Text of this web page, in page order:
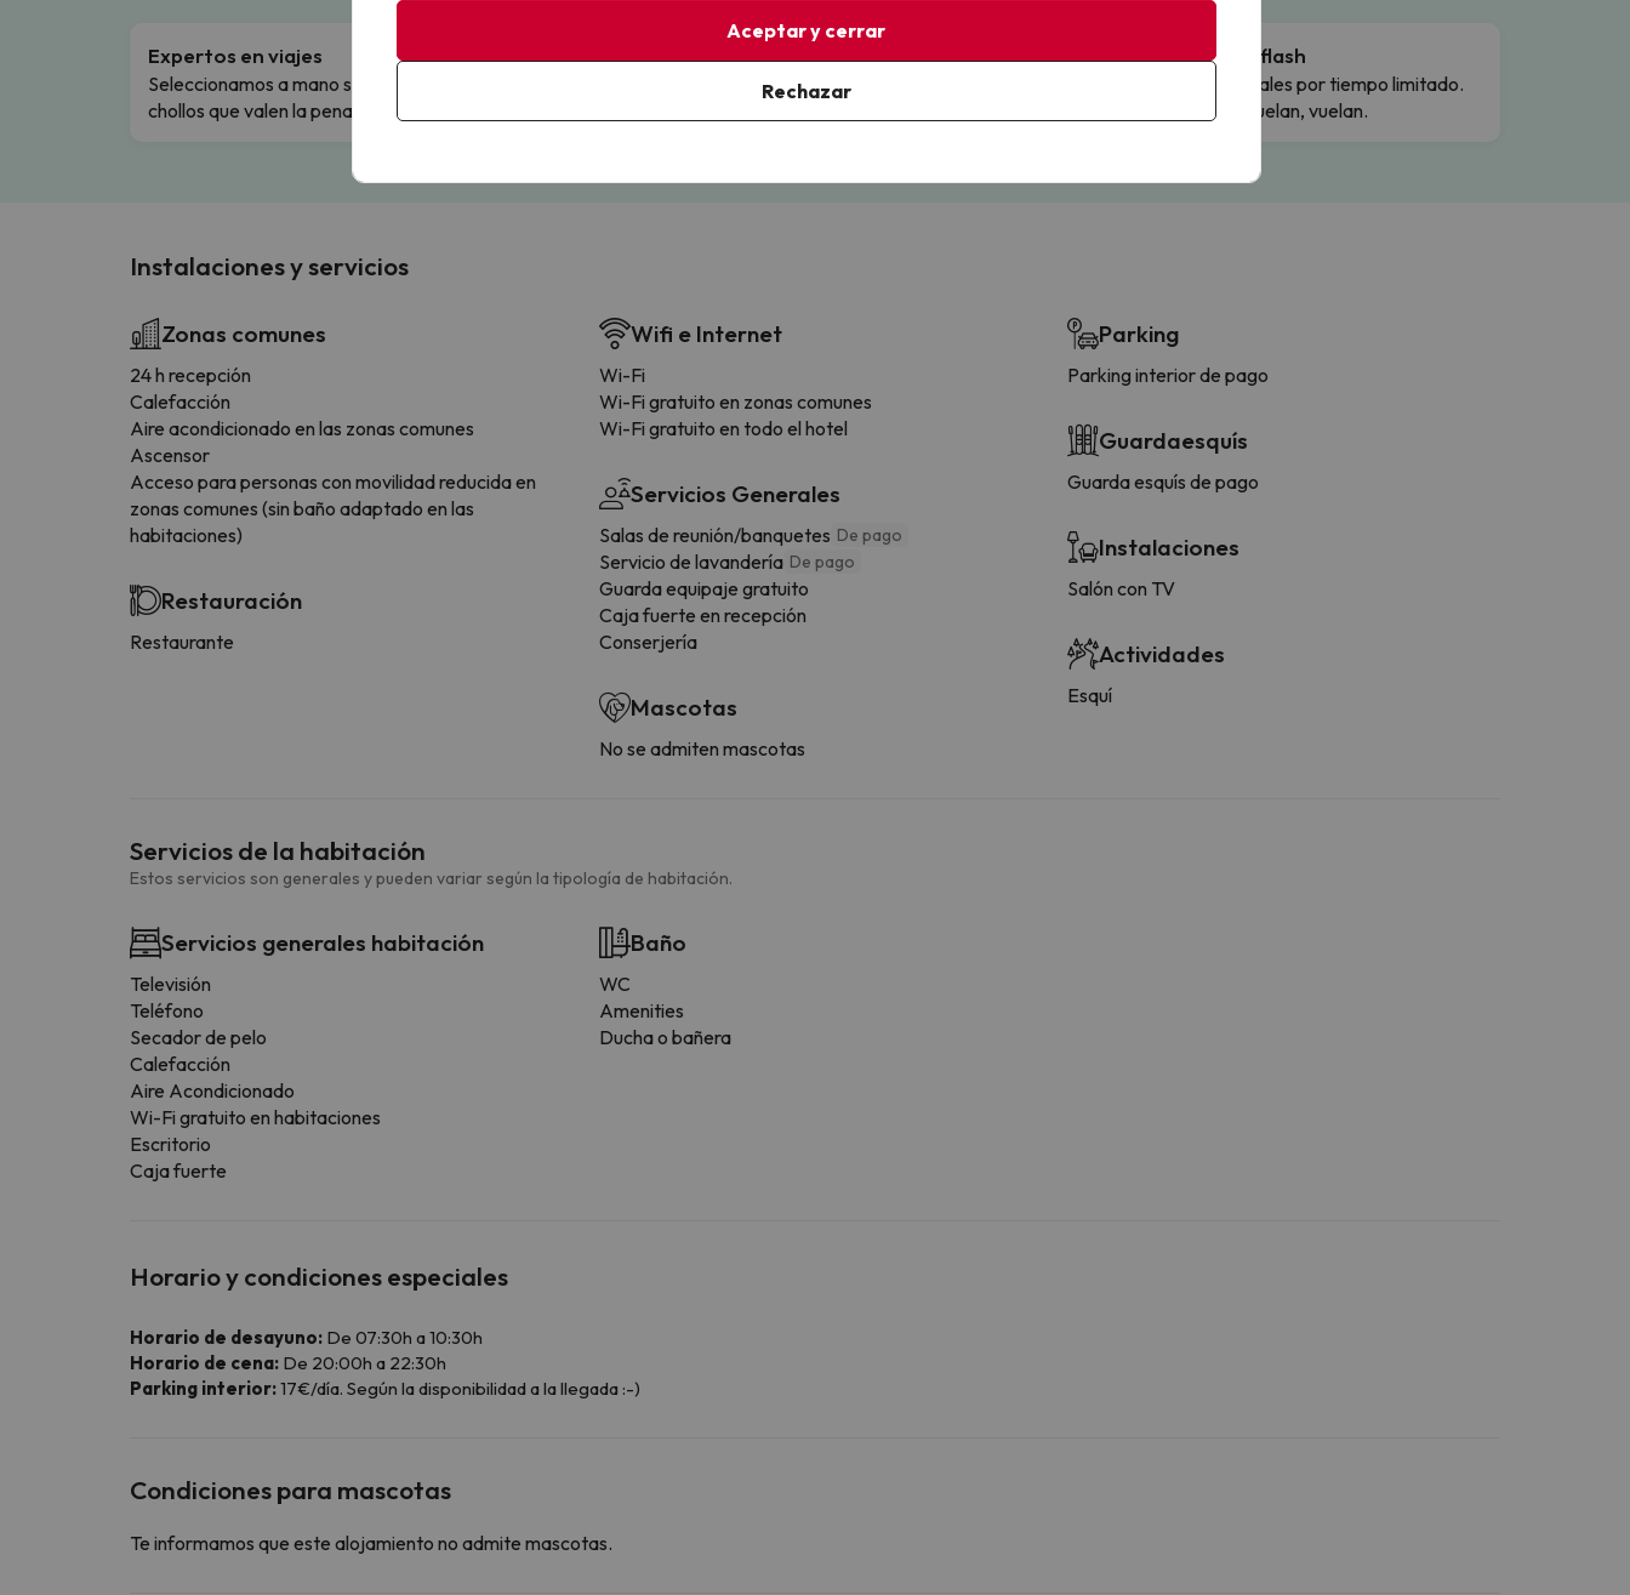
Expertos en viajes
Seleccionamos a mano solo los
chollos que valen la pena.
Cancela sin complicaciones
Cambios y cancelaciones con total
Paga a tu ritmo
Fracciona o financia tu viaje.
Ofertas flash
Precios reales por tiempo limitado.
Cuando vuelan, vuelan.
Instalaciones y servicios
Zonas comunes
24 h recepción
Calefacción
Aire acondicionado en las zonas comunes
Ascensor
Acceso para personas con movilidad reducida en
zonas comunes (sin baño adaptado en las
habitaciones)
Restauración
Restaurante
Wifi e Internet
Wi-Fi
Wi-Fi gratuito en zonas comunes
Wi-Fi gratuito en todo el hotel
Servicios Generales
Salas de reunión/banquetes De pago
Servicio de lavandería De pago
Guarda equipaje gratuito
Caja fuerte en recepción
Conserjería
Mascotas
No se admiten mascotas
Parking
Parking interior de pago
Guardaesquís
Guarda esquís de pago
Instalaciones
Salón con TV
Actividades
Esquí
Servicios de la habitación
Estos servicios son generales y pueden variar según la tipología de habitación.
Servicios generales habitación
Televisión
Teléfono
Secador de pelo
Calefacción
Aire Acondicionado
Wi-Fi gratuito en habitaciones
Escritorio
Caja fuerte
Baño
WC
Amenities
Ducha o bañera
Horario y condiciones especiales
Horario de desayuno: De 07:30h a 10:30h
Horario de cena: De 20:00h a 22:30h
Parking interior:17€/día. Según la disponibilidad a la llegada :-)
Condiciones para mascotas
Te informamos que este alojamiento no admite mascotas.
Aceptar y cerrar
Rechazar